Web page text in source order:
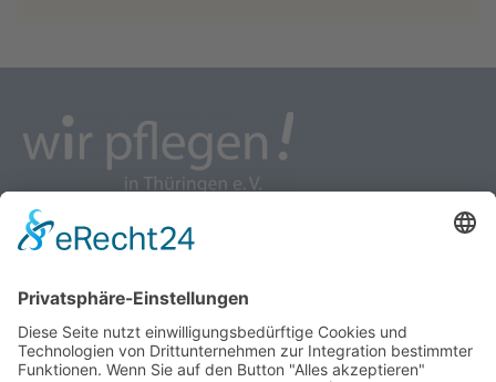
wir pflegen - Interessenvertretung u. Selbsthilfe
Kontakt
Marcel-Breuer-Ring 25